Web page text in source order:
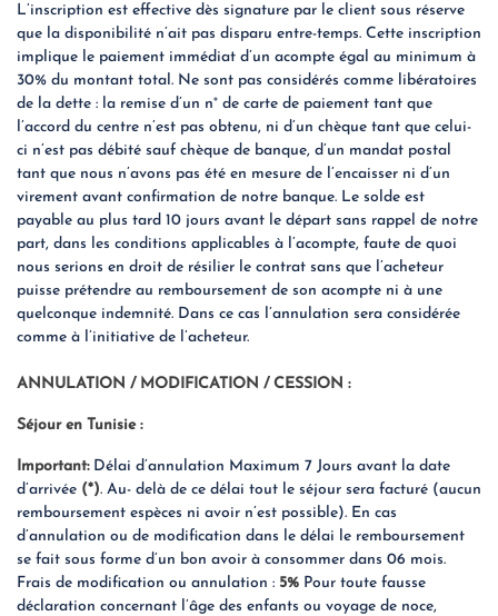
L’inscription est effective dès signature par le client sous réserve
que la disponibilité n’ait pas disparu entre-temps. Cette inscription
implique le paiement immédiat d’un acompte égal au minimum à
30% du montant total. Ne sont pas considérés comme libératoires
de la dette : la remise d’un n° de carte de paiement tant que
l’accord du centre n’est pas obtenu, ni d’un chèque tant que celui-
ci n’est pas débité sauf chèque de banque, d’un mandat postal
tant que nous n’avons pas été en mesure de l’encaisser ni d’un
virement avant confirmation de notre banque. Le solde est
payable au plus tard 10 jours avant le départ sans rappel de notre
part, dans les conditions applicables à l’acompte, faute de quoi
nous serions en droit de résilier le contrat sans que l’acheteur
puisse prétendre au remboursement de son acompte ni à une
quelconque indemnité. Dans ce cas l’annulation sera considérée
comme à l’initiative de l’acheteur.
ANNULATION / MODIFICATION / CESSION :
Séjour en Tunisie :
Important:Délai d’annulation Maximum 7 Jours avant la date
d’arrivée (*). Au- delà de ce délai tout le séjour sera facturé (aucun
remboursement espèces ni avoir n’est possible). En cas
d’annulation ou de modification dans le délai le remboursement
se fait sous forme d’un bon avoir à consommer dans 06 mois.
Frais de modification ou annulation : 5% Pour toute fausse
déclaration concernant l’âge des enfants ou voyage de noce,